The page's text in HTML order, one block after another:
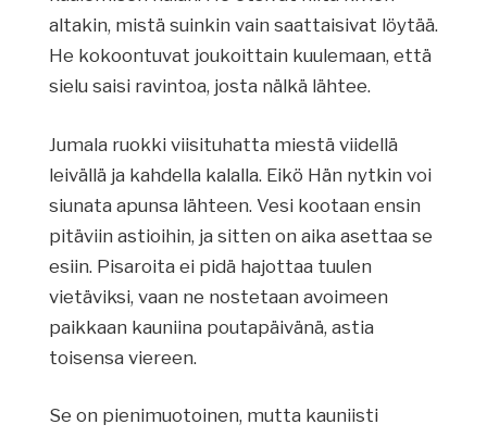
altakin, mistä suinkin vain saattaisivat löytää.
He kokoontuvat joukoittain kuulemaan, että
sielu saisi ravintoa, josta nälkä lähtee.
Jumala ruokki viisituhatta miestä viidellä
leivällä ja kahdella kalalla. Eikö Hän nytkin voi
siunata apunsa lähteen. Vesi kootaan ensin
pitäviin astioihin, ja sitten on aika asettaa se
esiin. Pisaroita ei pidä hajottaa tuulen
vietäviksi, vaan ne nostetaan avoimeen
paikkaan kauniina poutapäivänä, astia
toisensa viereen.
Se on pienimuotoinen, mutta kauniisti